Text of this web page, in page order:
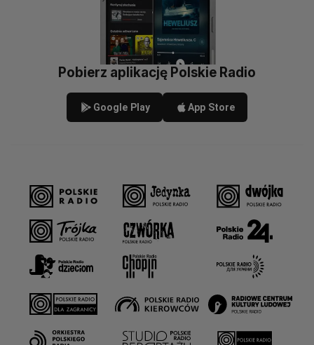
Pobierz aplikację Polskie Radio
Google Play App Store